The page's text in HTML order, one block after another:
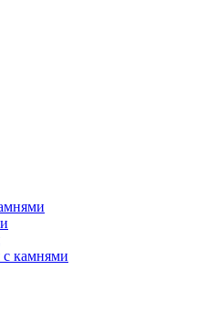
камнями